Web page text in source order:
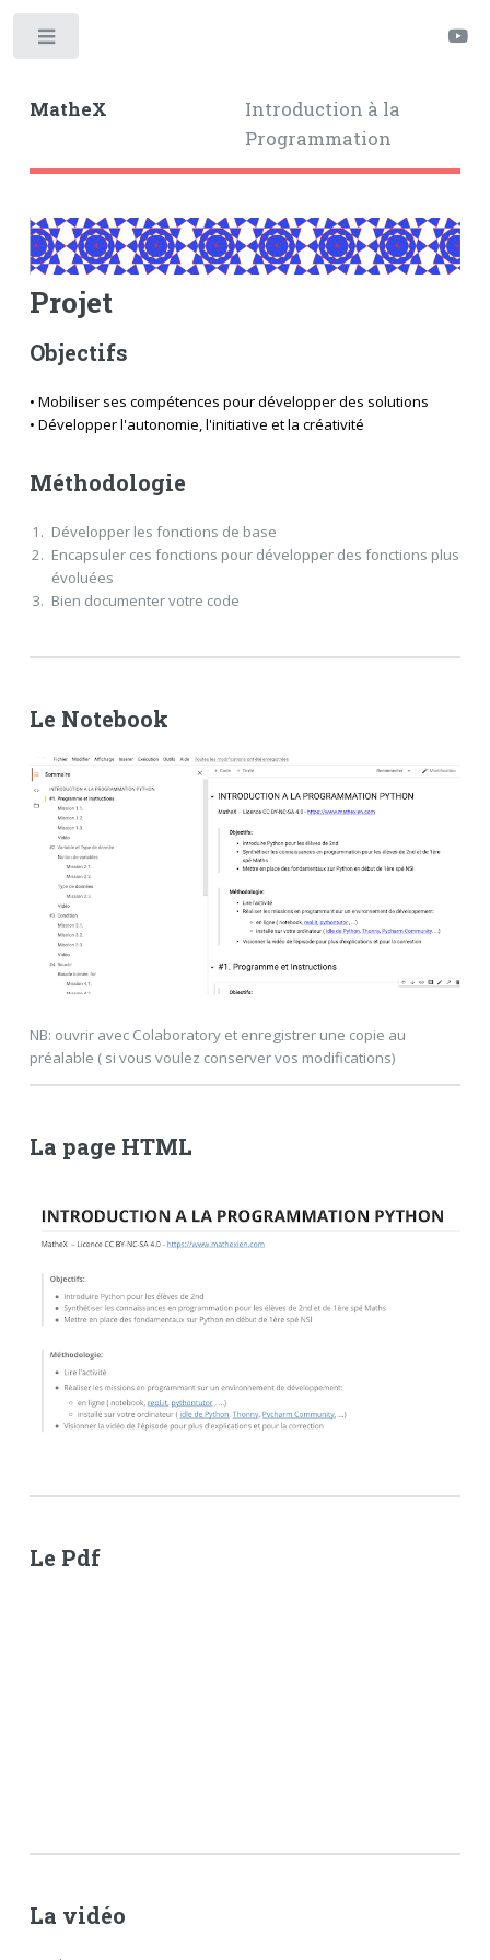
MatheX
Introduction à la
Programmation
Projet
Objectifs
• Mobiliser ses compétences pour développer des solutions
• Développer l'autonomie, l'initiative et la créativité
Méthodologie
Développer les fonctions de base
Encapsuler ces fonctions pour développer des fonctions plus
évoluées
Bien documenter votre code
Le Notebook
NB: ouvrir avec Colaboratory et enregistrer une copie au
préalable ( si vous voulez conserver vos modifications)
La page HTML
Le Pdf
La vidéo